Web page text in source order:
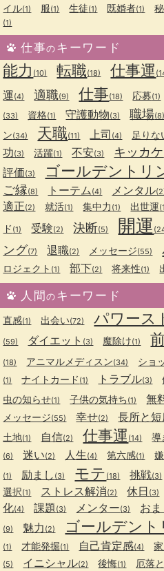
イル(1) 服(1) 生徒(1) 既婚者(1)
(1)
仕事のキーワード
能力 (10) 転職(18) 仕事運
運(4) 適職(9) 仕事(18) 応募(1)
(33) 資格(1) 守護動物(3) 職場(8)
ン(34) 天職(11) 上司 (4) 足りな
功(3) 活躍(1) 不安(3) キッカケ
評価(3) ゴールデントリ
ご縁(8) トーテム(4) メンタル
適正(2) 就活(1) 集中力 (1) 出世運
ド (1) 受験(2) 決断(5) 開運
ング(7) 退職(2) メッセージ(55)
ロジェクト (1) 部下(2) 将来性(1)
人間のキーワード
直感(1) 出会い(72) パワース
(59) ダイエット (3) 魔除け(1)
(18) アニマルメディスン(34) ショ
(1) ナイトカード (1) トラブル(3)
虫の知らせ(1) 子供の気持ち(1) 無
メッセージ(55) 幸せ(2) 長所と
土地(1) 自信(2) 仕事運 (14) 導
(6) 迷い(2) 人生(4) 第六感(1)
(1) 励まし (3) モテ (18) 挑戦(3)
選択(1) ストレス解消(2) 休日 (3)
化(4) 課題(3) メンター(3) お
(9) 魅力 (2) ゴールデント
(1) 才能発掘(1) 自己肯定感(4)
(5) イニシャル(2) 後悔(1) 厄落